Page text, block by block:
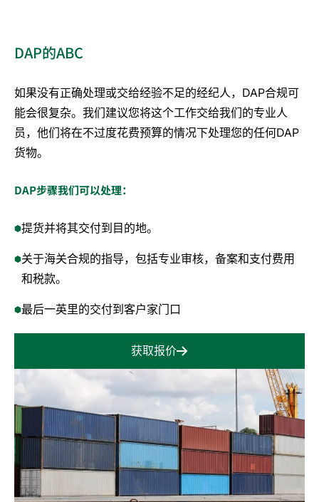
DAP的ABC
如果没有正确处理或交给经验不足的经纪人，DAP合规可
能会很复杂。我们建议您将这个工作交给我们的专业人
员，他们将在不过度花费预算的情况下处理您的任何DAP
货物。
DAP步骤我们可以处理：
提货并将其交付到目的地。
关于海关合规的指导，包括专业审核，备案和支付费用
和税款。
最后一英里的交付到客户家门口
获取报价